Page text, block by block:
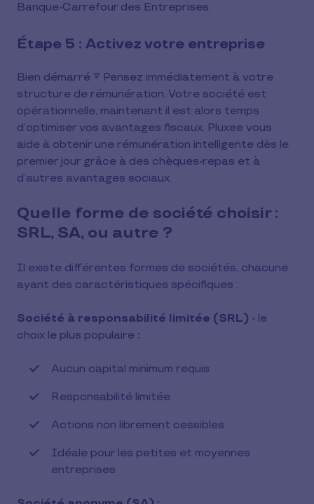
Banque-Carrefour des Entreprises.
Étape 5 : Activez votre entreprise
Bien démarré ? Pensez immédiatement à votre
structure de rémunération. Votre société est
opérationnelle, maintenant il est alors temps
d’optimiser vos avantages fiscaux. Pluxee vous
aide à obtenir une rémunération intelligente dès le
premier jour grâce à des chèques-repas et à
d’autres avantages sociaux.
Quelle forme de société choisir :
SRL, SA, ou autre ?
Il existe différentes formes de sociétés, chacune
ayant des caractéristiques spécifiques :
Société à responsabilité limitée (SRL) - le
choix le plus populaire :
Aucun capital minimum requis
Responsabilité limitée
Actions non librement cessibles
Idéale pour les petites et moyennes
entreprises